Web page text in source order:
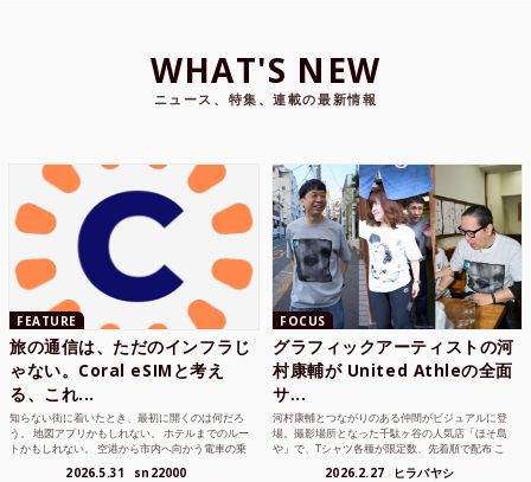
WHAT'S NEW
ニュース、特集、連載の最新情報
FEATURE
旅の通信は、ただのインフラじ
ゃない。Coral eSIMと考え
る、これ...
知らない街に着いたとき、最初に開くのは何だろ
う。 地図アプリかもしれない。 ホテルまでのルー
トかもしれない。 空港から市内へ向かう電車の乗
2026.5.31 sn22000
FOCUS
グラフィックアーティストの河
村康輔が United Athleの全面
サ...
河村康輔とつながりのある仲間がビジュアルに登
場。撮影場所となった千駄ヶ谷の人気店「ほそ島
や」で、Tシャツ各種が限定数、先着順で配布 こ
2026.2.27 ヒラバヤシ